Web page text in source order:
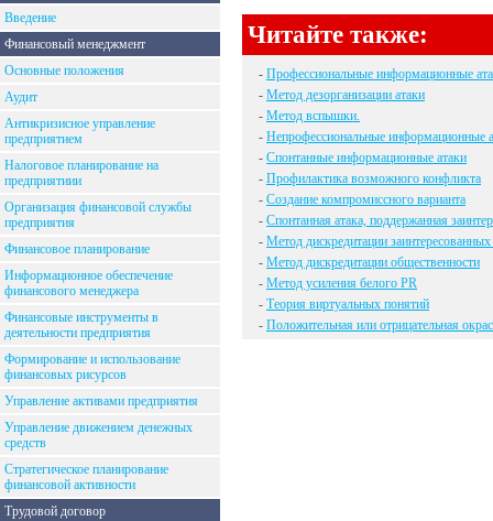
Введение
Финансовый менеджмент
Основные положения
Аудит
Антикризисное управление
предприятием
Налоговое планирование на
предприятиии
Организация финансовой службы
предприятия
Финансовое планирование
Информационное обеспечение
финансового менеджера
Финансовые инструменты в
деятельности предприятия
Формирование и использование
финансовых рисурсов
Управление активами предприятия
Управление движением денежных
средств
Стратегическое планирование
финансовой активности
Трудовой договор
Читайте также:
- Профессиональные информационные
- Метод дезорганизации атаки
- Метод вспышки.
- Непрофессиональные информационные
- Спонтанные информационные атаки
- Профилактика возможного конфликта
- Создание компромиссного варианта
- Спонтанная атака, поддержанная
- Метод дискредитации
- Метод дискредитации общественности
- Метод усиления белого PR
- Теория виртуальных понятий
- Положительная или отрицательная